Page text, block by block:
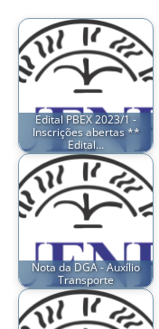
Edital PBEX 2023/1 -
Inscrições abertas **
Edital…
Nota da DGA - Auxílio
Transporte